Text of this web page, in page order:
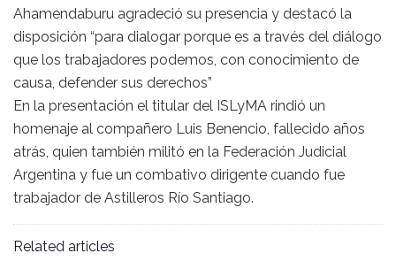
Ahamendaburu agradeció su presencia y destacó la
disposición “para dialogar porque es a través del diálogo
que los trabajadores podemos, con conocimiento de
causa, defender sus derechos”
En la presentación el titular del ISLyMA rindió un
homenaje al compañero Luis Benencio, fallecido años
atrás, quien también militó en la Federación Judicial
Argentina y fue un combativo dirigente cuando fue
trabajador de Astilleros Río Santiago.
Related articles